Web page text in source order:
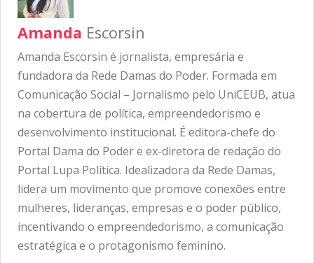
Amanda Escorsin
Amanda Escorsin é jornalista, empresária e
fundadora da Rede Damas do Poder. Formada em
Comunicação Social – Jornalismo pelo UniCEUB, atua
na cobertura de política, empreendedorismo e
desenvolvimento institucional. É editora-chefe do
Portal Dama do Poder e ex-diretora de redação do
Portal Lupa Política. Idealizadora da Rede Damas,
lidera um movimento que promove conexões entre
mulheres, lideranças, empresas e o poder público,
incentivando o empreendedorismo, a comunicação
estratégica e o protagonismo feminino.